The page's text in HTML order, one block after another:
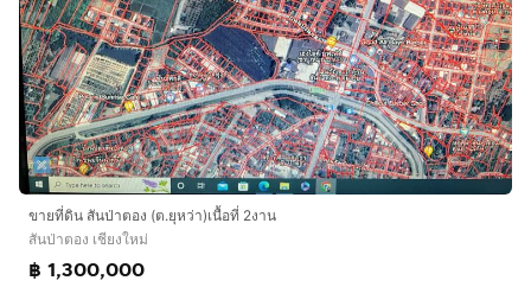
ขายที่ดิน สันป่าตอง (ต.ยุหว่า)เนื้อที่ 2งาน
สันป่าตอง เชียงใหม่
฿ 1,300,000